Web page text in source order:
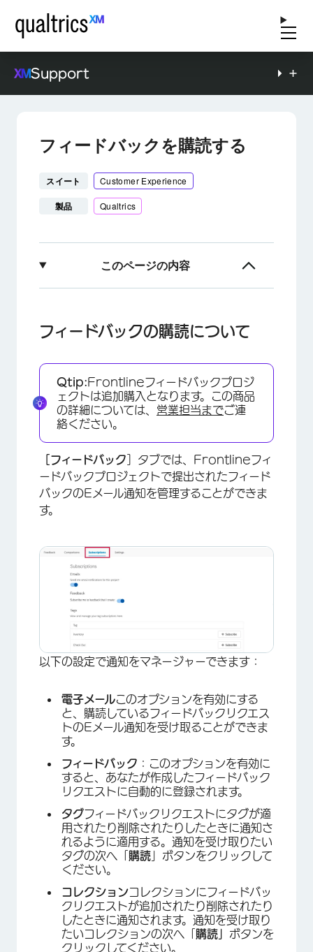
Support
フィードバックを購読する
スイート Customer Experience
製品 Qualtrics
このページの内容
通知をトリガーするアクション
フィードバックの購読について
Qtip:Frontlineフィードバックプロジ
ェクトは追加購入となります。この商品
の詳細については、 営業担当までご連
絡ください。
［フィードバック ］タブでは、Frontlineフィ
ードバックプロジェクトで提出されたフィード
バックのEメール通知を管理することができま
す。
×
以下の設定で通知をマネージャーできます：
電子メールこのオプションを有効にする
と、購読しているフィードバックリクエス
トのEメール通知を受け取ることができま
す。
フィードバック ：このオプションを有効に
すると、あなたが作成したフィードバック
リクエストに自動的に登録されます。
タグフィードバックリクエストにタグが適
用されたり削除されたりしたときに通知さ
れるように適用する。通知を受け取りたい
タグの次へ「 購読 」ボタンをクリックして
ください。
コレクションコレクションにフィードバッ
クリクエストが追加されたり削除されたり
したときに通知されます。通知を受け取り
たいコレクションの次へ「 購読」 ボタンを
クリックしてください。